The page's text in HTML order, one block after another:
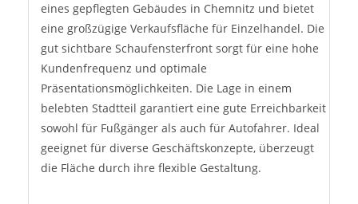
eines gepflegten Gebäudes in Chemnitz und bietet
eine großzügige Verkaufsfläche für Einzelhandel. Die
gut sichtbare Schaufensterfront sorgt für eine hohe
Kundenfrequenz und optimale
Präsentationsmöglichkeiten. Die Lage in einem
belebten Stadtteil garantiert eine gute Erreichbarkeit
sowohl für Fußgänger als auch für Autofahrer. Ideal
geeignet für diverse Geschäftskonzepte, überzeugt
die Fläche durch ihre flexible Gestaltung.